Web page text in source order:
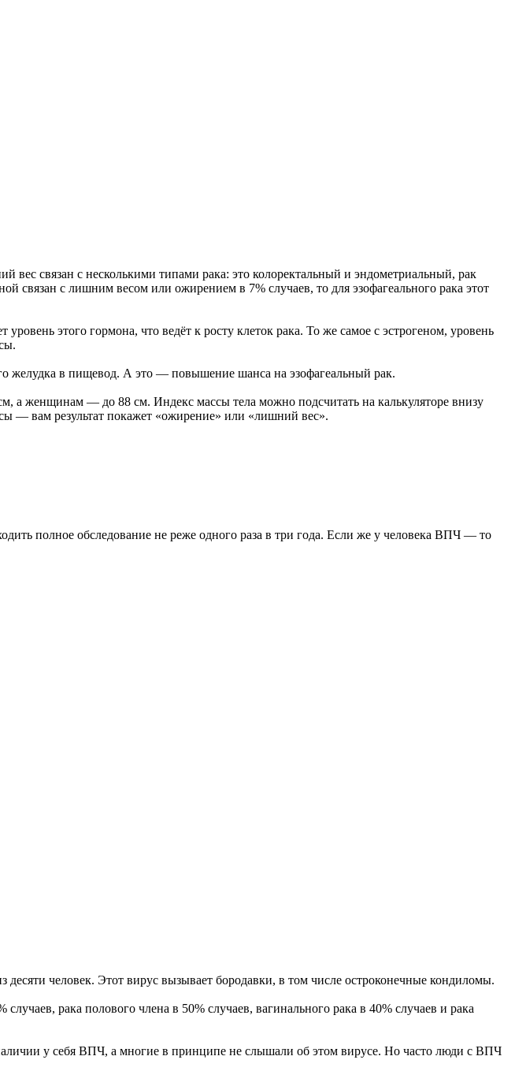
связан с несколькими типами рака: это колоректальный и эндометриальный, рак
связан с лишним весом или ожирением в 7% случаев, то для эзофагеального рака этот
этого гормона, что ведёт к росту клеток рака. То же самое с эстрогеном, уровень
желудка в пищевод. А это — повышение шанса на эзофагеальный рак.
женщинам — до 88 см. Индекс массы тела можно подсчитать на калькуляторе внизу
— вам результат покажет «ожирение» или «лишний вес».
полное обследование не реже одного раза в три года. Если же у человека ВПЧ — то
человек. Этот вирус вызывает бородавки, в том числе остроконечные кондиломы.
рака полового члена в 50% случаев, вагинального рака в 40% случаев и рака
у себя ВПЧ, а многие в принципе не слышали об этом вирусе. Но часто люди с ВПЧ